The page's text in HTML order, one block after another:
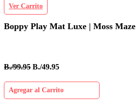
Ver Carrito
Boppy Play Mat Luxe | Moss Maze
B./99.95 B./49.95
Agregar al Carrito